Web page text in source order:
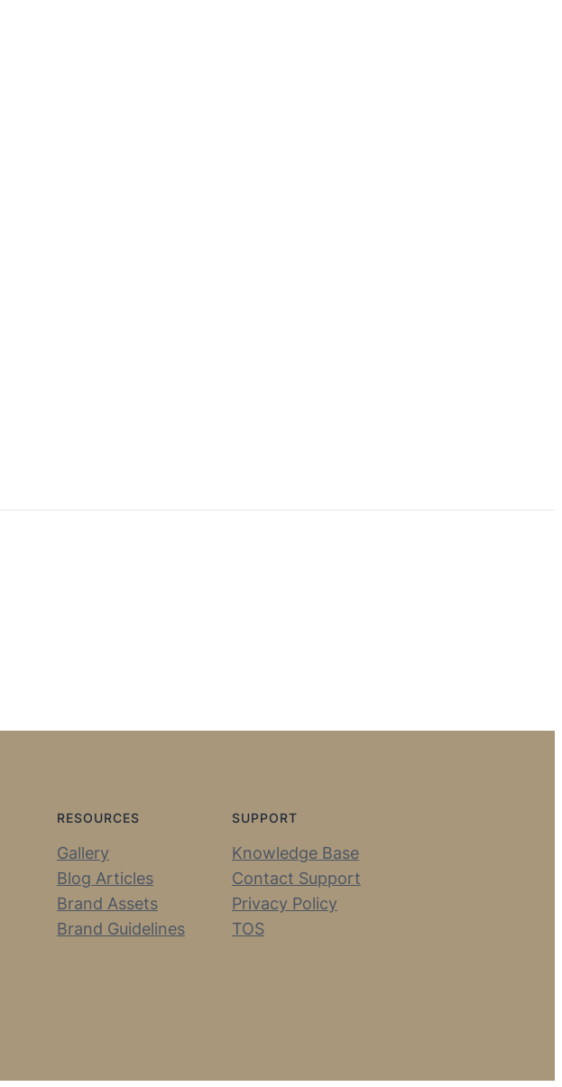
RESOURCES
Gallery
Blog Articles
Brand Assets
Brand Guidelines
SUPPORT
Knowledge Base
Contact Support
Privacy Policy
TOS